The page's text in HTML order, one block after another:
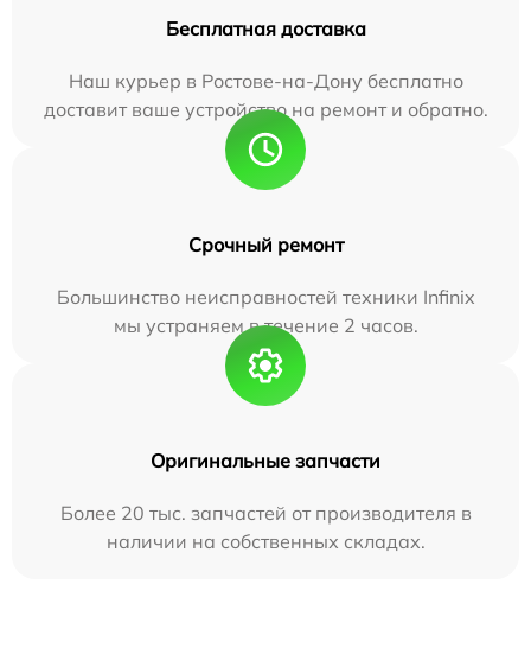
Бесплатная доставка
Наш курьер в Ростове-на-Дону бесплатно
доставит ваше устройство на ремонт и обратно.
Срочный ремонт
Большинство неисправностей техники Infinix
мы устраняем в течение 2 часов.
Оригинальные запчасти
Более 20 тыс. запчастей от производителя в
наличии на собственных складах.